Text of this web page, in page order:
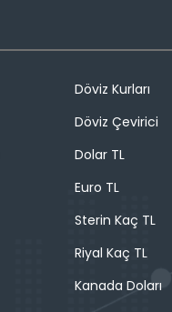
Döviz Kurları
Döviz Çevirici
Dolar TL
Euro TL
Sterin Kaç TL
Riyal Kaç TL
Kanada Doları